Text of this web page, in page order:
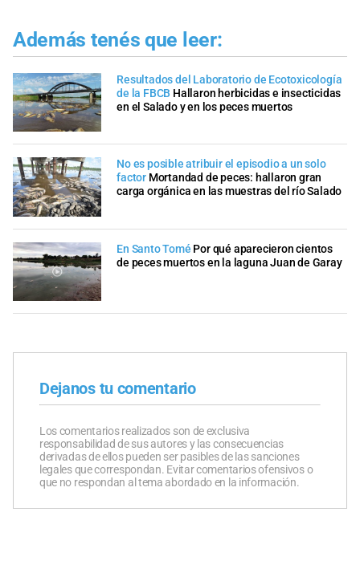
Además tenés que leer:
Resultados del Laboratorio de Ecotoxicología
de la FBCB Hallaron herbicidas e insecticidas
en el Salado y en los peces muertos
No es posible atribuir el episodio a un solo
factor Mortandad de peces: hallaron gran
carga orgánica en las muestras del río Salado
En Santo Tomé Por qué aparecieron cientos
de peces muertos en la laguna Juan de Garay
Dejanos tu comentario
Los comentarios realizados son de exclusiva
responsabilidad de sus autores y las consecuencias
derivadas de ellos pueden ser pasibles de las sanciones
legales que correspondan. Evitar comentarios ofensivos o
que no respondan al tema abordado en la información.